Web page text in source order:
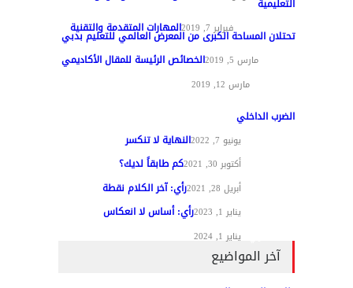
التعليمية
تقنيات التعليم فبراير 7, 2019 المهارات المتقدمة والتقنية
تحتلان المساحة الكبرى من المعرض العالمي للتعليم بدبي
مارس 5, 2019 الخصائص الرئيسة للمقال الأكاديمي
مارس 12, 2019
الضرب الداخلي
يونيو 7, 2022 النهاية لا تنكسر
أكتوبر 30, 2021 كم طابقاً لديك؟
أبريل 28, 2021 رأي: آخر الكلام نقطة
يناير 1, 2023 رأي: أساس لا انعكاس
يناير 1, 2024
آخر المواضيع